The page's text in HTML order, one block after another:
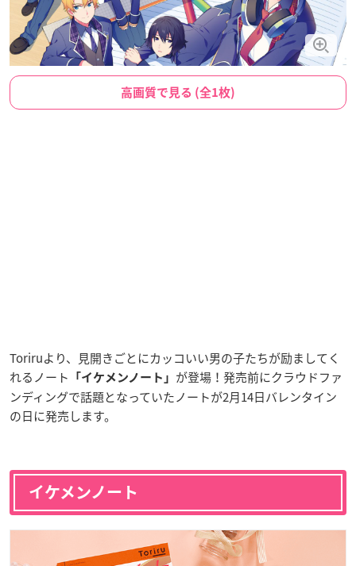
高画質で見る (全1枚)
Toriruより、見開きごとにカッコいい男の子たちが励ましてく
れるノート
「イケメンノート」 が登場！発売前にクラウドファ
ンディングで話題となっていたノートが2月14日バレンタイン
の日に発売します。
イケメンノート